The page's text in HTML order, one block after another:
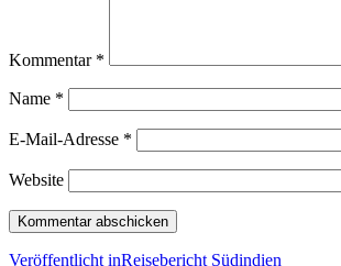
Kommentar *
Name *
E-Mail-Adresse *
Website
Veröffentlicht inReisebericht Südindien